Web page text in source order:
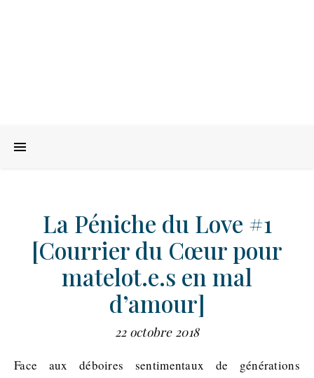
La Péniche du Love #1
[Courrier du Cœur pour
matelot.e.s en mal
d’amour]
22 octobre 2018
Face aux déboires sentimentaux de générations